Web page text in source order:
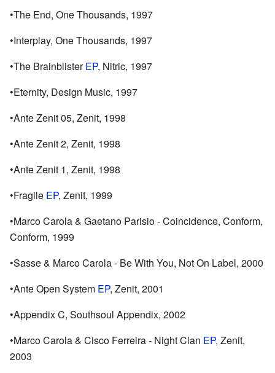
•The End, One Thousands, 1997
•Interplay, One Thousands, 1997
•The BrainblisterEP, Nitric, 1997
•Eternity, Design Music, 1997
•Ante Zenit 05, Zenit, 1998
•Ante Zenit 2, Zenit, 1998
•Ante Zenit 1, Zenit, 1998
•Fragile EP, Zenit, 1999
•Marco Carola & Gaetano Parisio - Coincidence, Conform,
Conform, 1999
•Sasse & Marco Carola - Be With You, Not On Label, 2000
•Ante Open System EP, Zenit, 2001
•Appendix C, Southsoul Appendix, 2002
•Marco Carola & Cisco Ferreira - Night Clan EP, Zenit,
2003